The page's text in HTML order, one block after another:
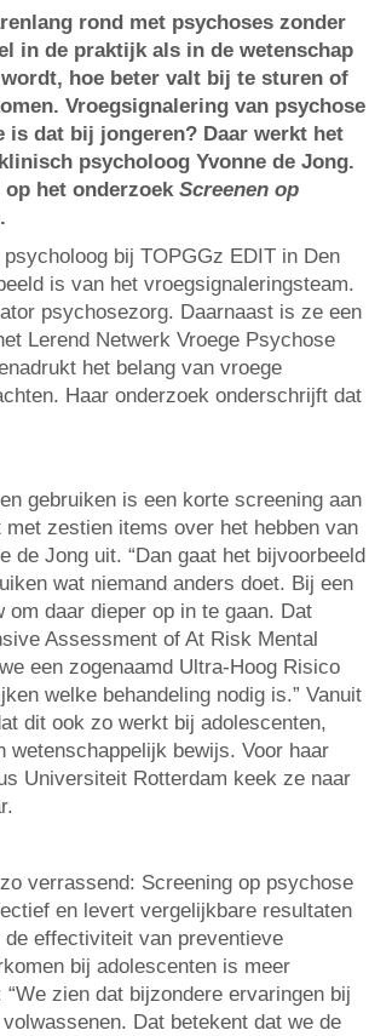
rond met psychoses zonder
in de praktijk als in de wetenschap
hoe beter valt bij te sturen of
Vroegsignalering van psychose
is dat bij jongeren? Daar werkt het
psycholoog Yvonne de Jong.
het onderzoek Screenen op
.
bij TOPGGz EDIT in Den
is van het vroegsignaleringsteam.
psychosezorg. Daarnaast is ze een
Lerend Netwerk Vroege Psychose
het belang van vroege
Haar onderzoek onderschrijft dat
gebruiken is een korte screening aan
zestien items over het hebben van
de Jong uit. “Dan gaat het bijvoorbeeld
wat niemand anders doet. Bij een
daar dieper op in te gaan. Dat
Assessment of At Risk Mental
een zogenaamd Ultra-Hoog Risico
welke behandeling nodig is.” Vanuit
dit ook zo werkt bij adolescenten,
wetenschappelijk bewijs. Voor haar
Universiteit Rotterdam keek ze naar
verrassend: Screening op psychose
en levert vergelijkbare resultaten
effectiviteit van preventieve
bij adolescenten is meer
zien dat bijzondere ervaringen bij
Dat betekent dat we de